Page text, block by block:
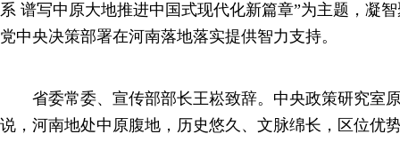
系 谱写中原大地推进中国式现代化新篇章”为主题，凝
党中央决策部署在河南落地落实提供智力支持。
省委常委、宣传部部长王崧致辞。中央政策研究室
说，河南地处中原腹地，历史悠久、文脉绵长，区位优